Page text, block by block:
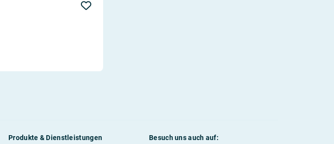
Produkte & Dienstleistungen Besuch uns auch auf: